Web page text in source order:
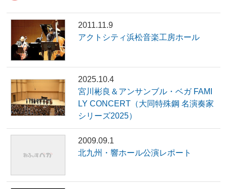
2011.11.9
アクトシティ浜松音楽工房ホール
2025.10.4
宮川彬良＆アンサンブル・ベガ FAMI
LY CONCERT（大同特殊鋼 名演奏家
シリーズ2025）
2009.09.1
北九州・響ホール公演レポート